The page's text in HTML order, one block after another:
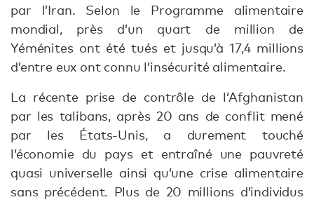
par l’Iran. Selon le Programme alimentaire
mondial, près d’un quart de million de
Yéménites ont été tués et jusqu’à 17,4 millions
d’entre eux ont connu l’insécurité alimentaire.
La récente prise de contrôle de l’Afghanistan
par les talibans, après 20 ans de conflit mené
par les États-Unis, a durement touché
l’économie du pays et entraîné une pauvreté
quasi universelle ainsi qu’une crise alimentaire
sans précédent. Plus de 20 millions d’individus